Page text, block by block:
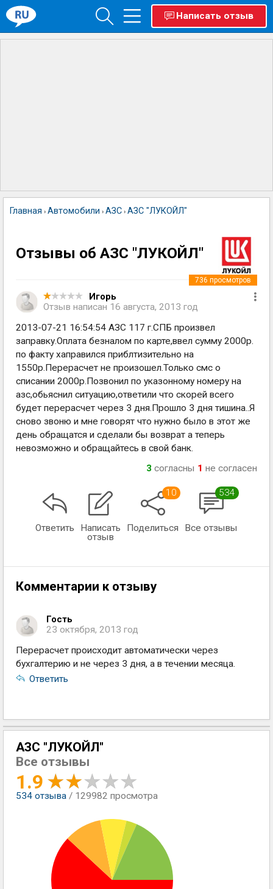
Написать отзыв
Главная › Автомобили › АЗС › АЗС "ЛУКОЙЛ"
Отзывы об АЗС "ЛУКОЙЛ"
Игорь
Отзыв написан 16 августа, 2013 год
736 просмотров
2013-07-21 16:54:54 АЗС 117 г.СПБ произвел
заправку.Оплата безналом по карте,ввел сумму 2000р.
по факту хаправился приблтизительно на
1550р.Перерасчет не произошел.Только смс о
списании 2000р.Позвонил по указонному номеру на
азс,обьяснил ситуацию,ответили что скорей всего
будет перерасчет через 3 дня.Прошло 3 дня тишина..Я
сново звоню и мне говорят что нужно было в этот же
день обращатся и сделали бы возврат а теперь
невозможно и обращайтесь в свой банк.
3 согласны 1 не согласен
Ответить
Написать
отзыв
10
Поделиться
534
Все отзывы
Комментарии к отзыву
Гость
23 октября, 2013 год
Перерасчет происходит автоматически через
бухгалтерию и не через 3 дня, а в течении месяца.
Ответить
АЗС "ЛУКОЙЛ"
Все отзывы
1.9
534 отзыва / 129982 просмотра